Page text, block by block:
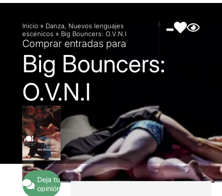
Inicio » Danza, Nuevos lenguajes
escénicos » Big Bouncers: O.V.N.I
Comprar entradas para
Big Bouncers:
O.V.N.I
Deja tu
opinión